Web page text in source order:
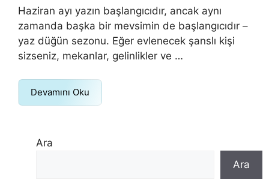
Haziran ayı yazın başlangıcıdır, ancak aynı
zamanda başka bir mevsimin de başlangıcıdır –
yaz düğün sezonu. Eğer evlenecek şanslı kişi
sizseniz, mekanlar, gelinlikler ve …
Devamını Oku
Ara
Ara